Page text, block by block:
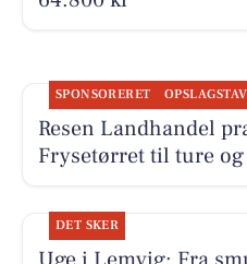
SPONSORERET
Resen Landhandel
Frysetørret til ture
DET SKER